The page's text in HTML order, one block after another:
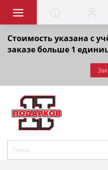
Стоимость указана с
заказе больше 1